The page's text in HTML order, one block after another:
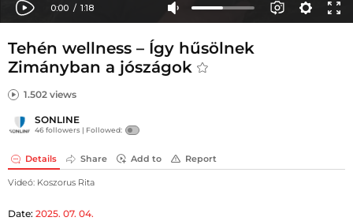
Tehén wellness – Így hűsölnek
Zimányban a jószágok
1.502 views
SONLINE
46 followers | Followed:
Details Share Add to Report
Videó: Koszorus Rita
Date: 2025. 07. 04.